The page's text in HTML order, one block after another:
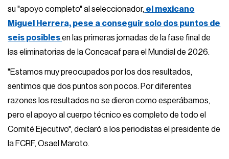
su "apoyo completo" al seleccionador, el mexicano
Miguel Herrera, pese a conseguir solo dos puntos de
seis posiblesen las primeras jornadas de la fase final de
las eliminatorias de la Concacaf para el Mundial de 2026.
"Estamos muy preocupados por los dos resultados,
sentimos que dos puntos son pocos. Por diferentes
razones los resultados no se dieron como esperábamos,
pero el apoyo al cuerpo técnico es completo de todo el
Comité Ejecutivo", declaró a los periodistas el presidente de
la FCRF, Osael Maroto.